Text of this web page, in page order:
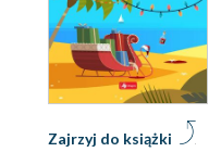
Zajrzyj do książki